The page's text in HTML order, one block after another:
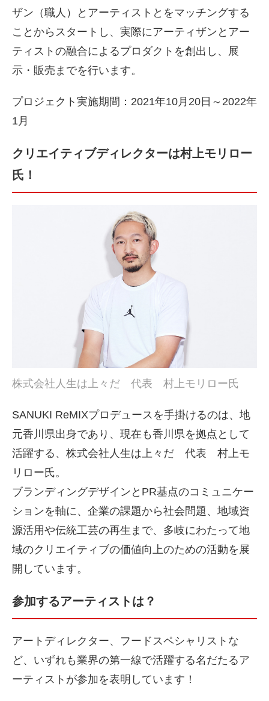
ザン（職人）とアーティストとをマッチングする
ことからスタートし、実際にアーティザンとアー
ティストの融合によるプロダクトを創出し、展
示・販売までを行います。
プロジェクト実施期間：2021年10月20日～2022年
1月
クリエイティブディレクターは村上モリロー
氏！
株式会社人生は上々だ 代表 村上モリロー氏
SANUKI ReMIXプロデュースを手掛けるのは、地
元香川県出身であり、現在も香川県を拠点として
活躍する、株式会社人生は上々だ 代表 村上モ
リロー氏。
ブランディングデザインとPR基点のコミュニケー
ションを軸に、企業の課題から社会問題、地域資
源活用や伝統工芸の再生まで、多岐にわたって地
域のクリエイティブの価値向上のための活動を展
開しています。
参加するアーティストは？
アートディレクター、フードスペシャリストな
ど、いずれも業界の第一線で活躍する名だたるア
ーティストが参加を表明しています！